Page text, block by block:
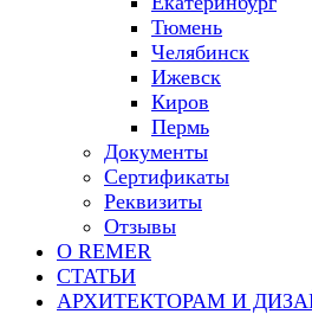
Тюмень
Челябинск
Ижевск
Киров
Пермь
Документы
Сертификаты
Реквизиты
Отзывы
О REMER
СТАТЬИ
АРХИТЕКТОРАМ И